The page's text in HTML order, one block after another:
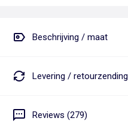
Beschrijving / maat
Levering / retourzending
Reviews (279)